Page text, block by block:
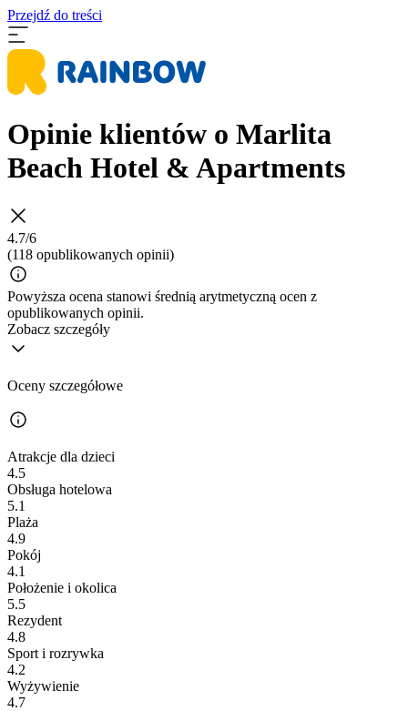
Przejdź do treści
Opinie klientów o Marlita
Beach Hotel & Apartments
4.7/6
(118 opublikowanych opinii)
Powyższa ocena stanowi średnią arytmetyczną ocen z
opublikowanych opinii.
Zobacz szczegóły
Oceny szczegółowe
Atrakcje dla dzieci
4.5
Obsługa hotelowa
5.1
Plaża
4.9
Pokój
4.1
Położenie i okolica
5.5
Rezydent
4.8
Sport i rozrywka
4.2
Wyżywienie
4.7